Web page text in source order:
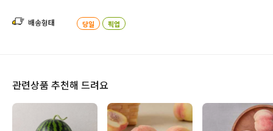
배송형태 당일 픽업
관련상품 추천해 드려요